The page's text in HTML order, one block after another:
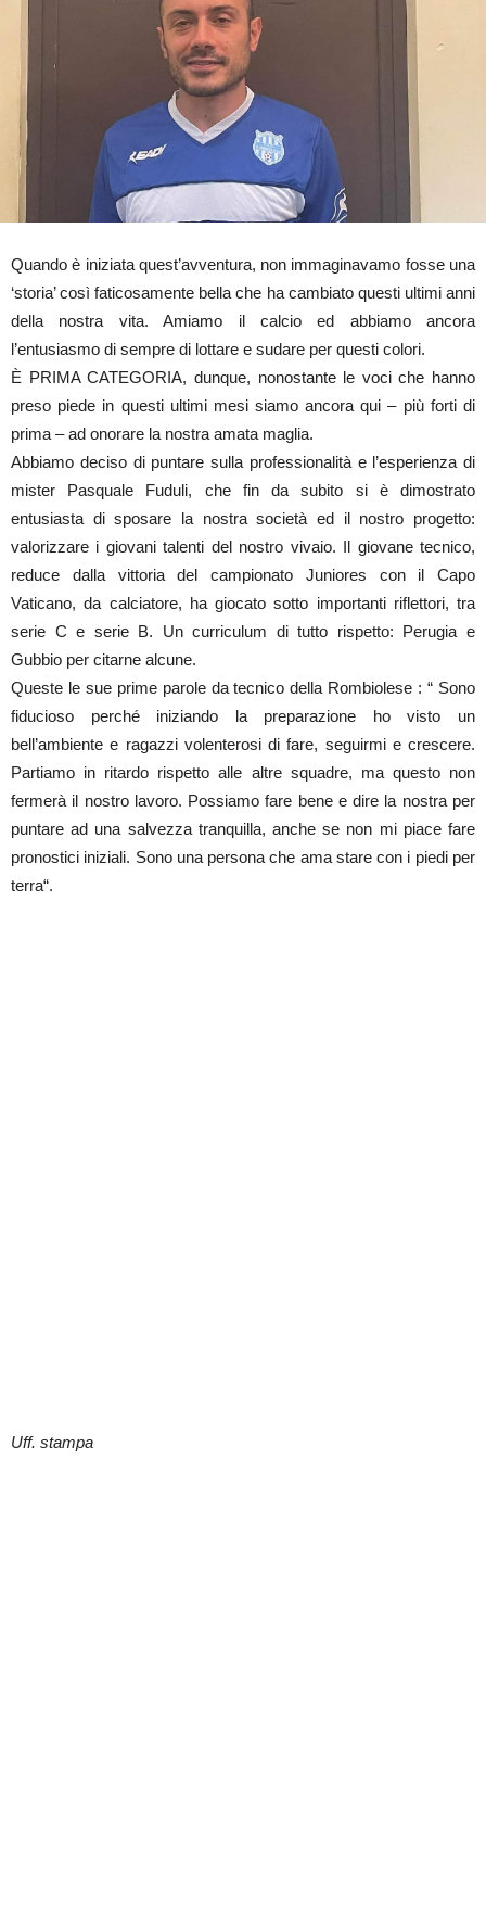
Quando è iniziata quest’avventura, non immaginavamo fosse una
‘storia’ così faticosamente bella che ha cambiato questi ultimi anni
della nostra vita. Amiamo il calcio ed abbiamo ancora
l’entusiasmo di sempre di lottare e sudare per questi colori.
È PRIMA CATEGORIA, dunque, nonostante le voci che hanno
preso piede in questi ultimi mesi siamo ancora qui – più forti di
prima – ad onorare la nostra amata maglia.
Abbiamo deciso di puntare sulla professionalità e l’esperienza di
mister Pasquale Fuduli, che fin da subito si è dimostrato
entusiasta di sposare la nostra società ed il nostro progetto:
valorizzare i giovani talenti del nostro vivaio. Il giovane tecnico,
reduce dalla vittoria del campionato Juniores con il Capo
Vaticano, da calciatore, ha giocato sotto importanti riflettori, tra
serie C e serie B. Un curriculum di tutto rispetto: Perugia e
Gubbio per citarne alcune.
Queste le sue prime parole da tecnico della Rombiolese : “ Sono
fiducioso perché iniziando la preparazione ho visto un
bell’ambiente e ragazzi volenterosi di fare, seguirmi e crescere.
Partiamo in ritardo rispetto alle altre squadre, ma questo non
fermerà il nostro lavoro. Possiamo fare bene e dire la nostra per
puntare ad una salvezza tranquilla, anche se non mi piace fare
pronostici iniziali. Sono una persona che ama stare con i piedi per
terra“.
Uff. stampa